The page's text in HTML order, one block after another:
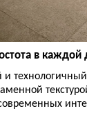
в каждой
технологичный